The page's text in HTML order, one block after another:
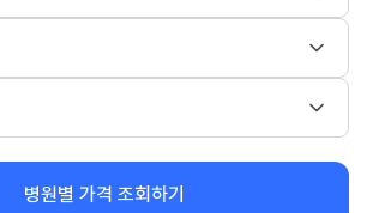
병원별 가격 조회하기